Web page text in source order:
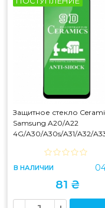
Защитное стекло
Samsung A20/A22
4G/A30/A30s/A31/A32/
В НАЛИЧИИ
81 ₴